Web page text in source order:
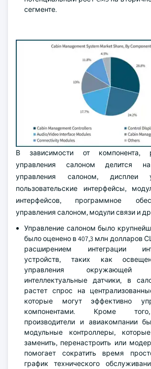
сегменте.
В зависимости от компонента,
управления салоном делится
управления салоном, дисплеи
пользовательские интерфейсы,
интерфейсов, программное
управления салоном, модули связи и
Управление салоном было
было оценено в 407,3 млн долларов
расширением интеграции
устройств, таких как
управления
интеллектуальные датчики, в
растет спрос на
которые могут эффективно
компонентами. Кроме
производители и авиакомпании
модульные контроллеры,
заменить, перенастроить или
помогает сократить время
график технического